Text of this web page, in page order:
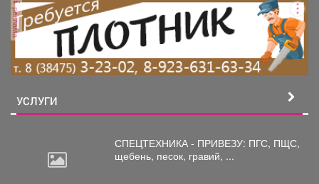
реклама
УСЛУГИ
СПЕЦТЕХНИКА - ПРИВЕЗУ: ПГС, ПЩС,
щебень, песок, гравий, ...